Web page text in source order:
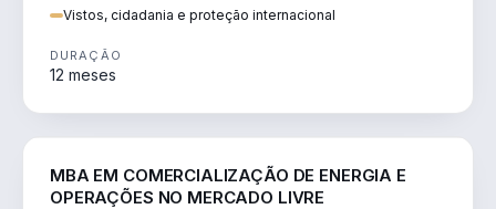
Vistos, cidadania e proteção internacional
DURAÇÃO
12 meses
MBA EM COMERCIALIZAÇÃO DE ENERGIA E
OPERAÇÕES NO MERCADO LIVRE